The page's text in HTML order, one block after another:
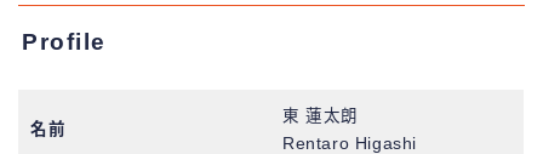
Profile
名前
東 蓮太朗
Rentaro Higashi